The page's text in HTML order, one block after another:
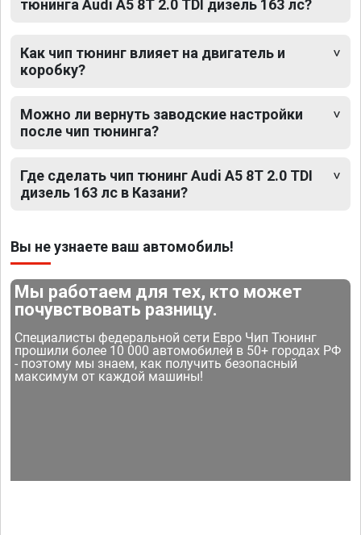
тюнинга Audi A5 8T 2.0 TDI дизель 163 лс?
Как чип тюнинг влияет на двигатель и
коробку?
Можно ли вернуть заводские настройки
после чип тюнинга?
Где сделать чип тюнинг Audi A5 8T 2.0 TDI
дизель 163 лс в Казани?
Вы не узнаете ваш автомобиль!
Мы работаем для тех, кто может
почувствовать разницу.
Специалисты федеральной сети Евро Чип Тюнинг
прошили более 10 000 автомобилей в 50+ городах РФ
- поэтому мы знаем, как получить безопасный
максимум от каждой машины!